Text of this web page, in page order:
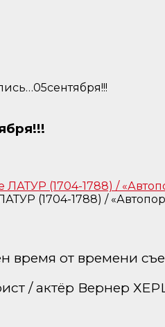
(1704-1788) /
от времени
/ актёр Вернер